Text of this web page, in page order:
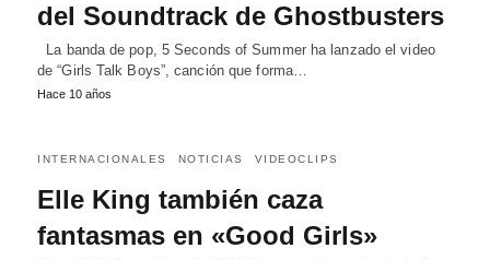
del Soundtrack de Ghostbusters
La banda de pop, 5 Seconds of Summer ha lanzado el video
de “Girls Talk Boys”, canción que forma…
Hace 10 años
INTERNACIONALES NOTICIAS VIDEOCLIPS
Elle King también caza
fantasmas en «Good Girls»